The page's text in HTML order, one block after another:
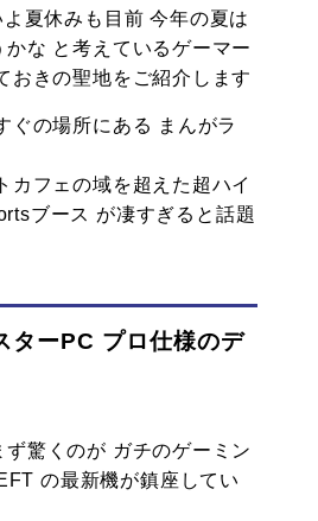
夏休みも目前 今年の夏は
な と考えているゲーマー
おきの聖地をご紹介します
ぐの場所にある まんがラ
カフェの域を超えた超ハイ
ブース が凄すぎると話題
ターPC プロ仕様のデ
ず驚くのが ガチのゲーミン
の最新機が鎮座してい